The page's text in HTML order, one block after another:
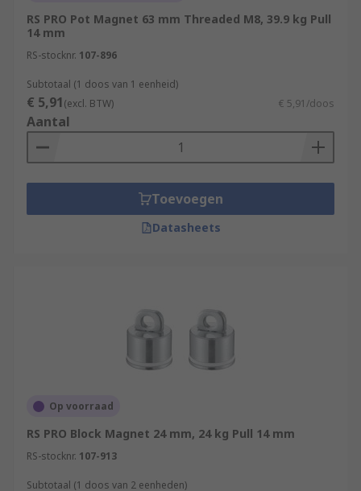
RS PRO Pot Magnet 63 mm Threaded M8, 39.9 kg Pull
14 mm
RS-stocknr. 107-896
Subtotaal (1 doos van 1 eenheid)
€ 5,91(excl. BTW) € 5,91/doos
Aantal
Toevoegen
Datasheets
Op voorraad
RS PRO Block Magnet 24 mm, 24 kg Pull 14 mm
RS-stocknr. 107-913
Subtotaal (1 doos van 2 eenheden)